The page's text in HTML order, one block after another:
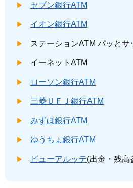
セブン銀行ATM
イオン銀行ATM
ステーションATM パッとサ
イーネットATM
ローソン銀行ATM
三菱ＵＦＪ銀行ATM
みずほ銀行ATM
ゆうちょ銀行ATM
ビューアルッテ(出金・残高